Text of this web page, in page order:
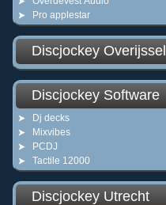
Pro applestar
Discjockey Overijssel
Discjockey Software
Dj decks
Mixvibes
PCDJ
Tactile 12000
Discjockey Utrecht